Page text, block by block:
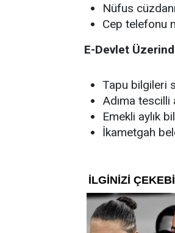
Nüfus
Cep telefonu
E-Devlet
Tapu bilgileri
Adıma
Emekli aylık
İkametgah